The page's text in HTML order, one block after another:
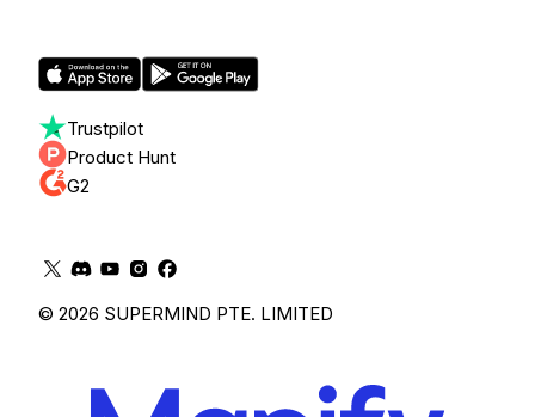
Trustpilot
Product Hunt
G2
© 2026 SUPERMIND PTE. LIMITED